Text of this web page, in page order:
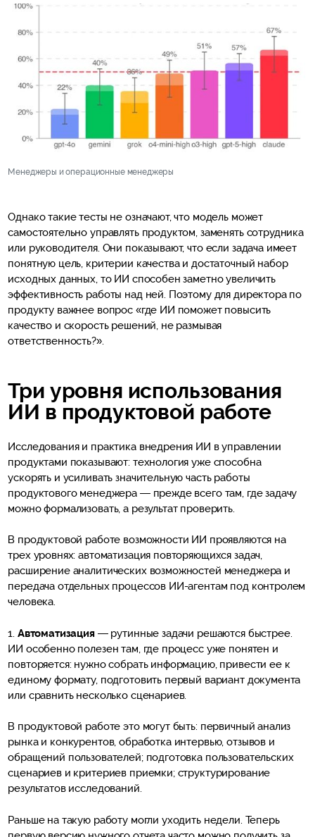
Менеджеры и операционные менеджеры
Однако такие тесты не означают, что модель может
самостоятельно управлять продуктом, заменять сотрудника
или руководителя. Они показывают, что если задача имеет
понятную цель, критерии качества и достаточный набор
исходных данных, то ИИ способен заметно увеличить
эффективность работы над ней. Поэтому для директора по
продукту важнее вопрос «где ИИ поможет повысить
качество и скорость решений, не размывая
ответственность?».
Три уровня использования
ИИ в продуктовой работе
Исследования и практика внедрения ИИ в управлении
продуктами показывают: технология уже способна
ускорять и усиливать значительную часть работы
продуктового менеджера — прежде всего там, где задачу
можно формализовать, а результат проверить.
В продуктовой работе возможности ИИ проявляются на
трех уровнях: автоматизация повторяющихся задач,
расширение аналитических возможностей менеджера и
передача отдельных процессов ИИ-агентам под контролем
человека.
1. Автоматизация— рутинные задачи решаются быстрее.
ИИ особенно полезен там, где процесс уже понятен и
повторяется: нужно собрать информацию, привести ее к
единому формату, подготовить первый вариант документа
или сравнить несколько сценариев.
В продуктовой работе это могут быть: первичный анализ
рынка и конкурентов, обработка интервью, отзывов и
обращений пользователей; подготовка пользовательских
сценариев и критериев приемки; структурирование
результатов исследований.
Раньше на такую работу могли уходить недели. Теперь